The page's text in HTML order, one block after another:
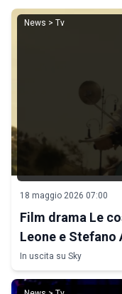
News > Tv
18 maggio 2026 07:00
Film drama Le
Leone e
In uscita su Sky